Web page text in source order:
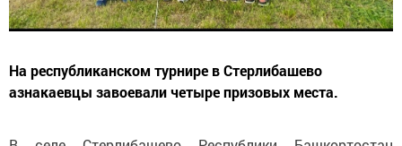
На республиканском турнире в Стерлибашево
азнакаевцы завоевали четыре призовых места.